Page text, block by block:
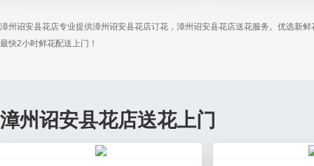
漳州诏安县花店专业提供漳州诏安县花店订花，漳州诏安县花店送花服务。优选新
最快2小时鲜花配送上门！
漳州诏安县花店送花上门